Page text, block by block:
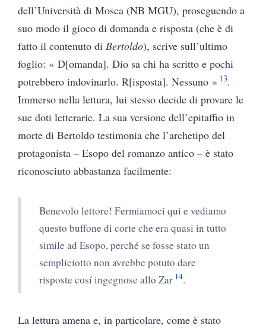
dell’Università di Mosca (NB MGU), proseguendo a
suo modo il gioco di domanda e risposta (che è di
fatto il contenuto di Bertoldo), scrive sull’ultimo
foglio: « D[omanda]. Dio sa chi ha scritto e pochi
potrebbero indovinarlo. R[isposta]. Nessuno » 13.
Immerso nella lettura, lui stesso decide di provare le
sue doti letterarie. La sua versione dell’epitaffio in
morte di Bertoldo testimonia che l’archetipo del
protagonista – Esopo del romanzo antico – è stato
riconosciuto abbastanza facilmente:
Benevolo lettore! Fermiamoci qui e vediamo
questo buffone di corte che era quasi in tutto
simile ad Esopo, perché se fosse stato un
sempliciotto non avrebbe potuto dare
risposte cosí ingegnose allo Zar 14.
La lettura amena e, in particolare, come è stato